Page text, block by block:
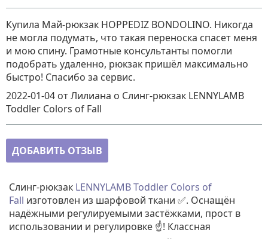
Купила Май-рюкзак HOPPEDIZ BONDOLINO. Никогда
не могла подумать, что такая переноска спасет меня
и мою спину. Грамотные консультанты помогли
подобрать удаленно, рюкзак пришёл максимально
быстро! Спасибо за сервис.
2022-01-04 от Лилиана о Слинг-рюкзак LENNYLAMB
Toddler Colors of Fall
ДОБАВИТЬ ОТЗЫВ
Слинг-рюкзак LENNYLAMB Toddler Colors of
Fall изготовлен из шарфовой ткани ✅. Оснащён
надёжными регулируемыми застёжками, прост в
использовании и регулировке ☝️! Классная